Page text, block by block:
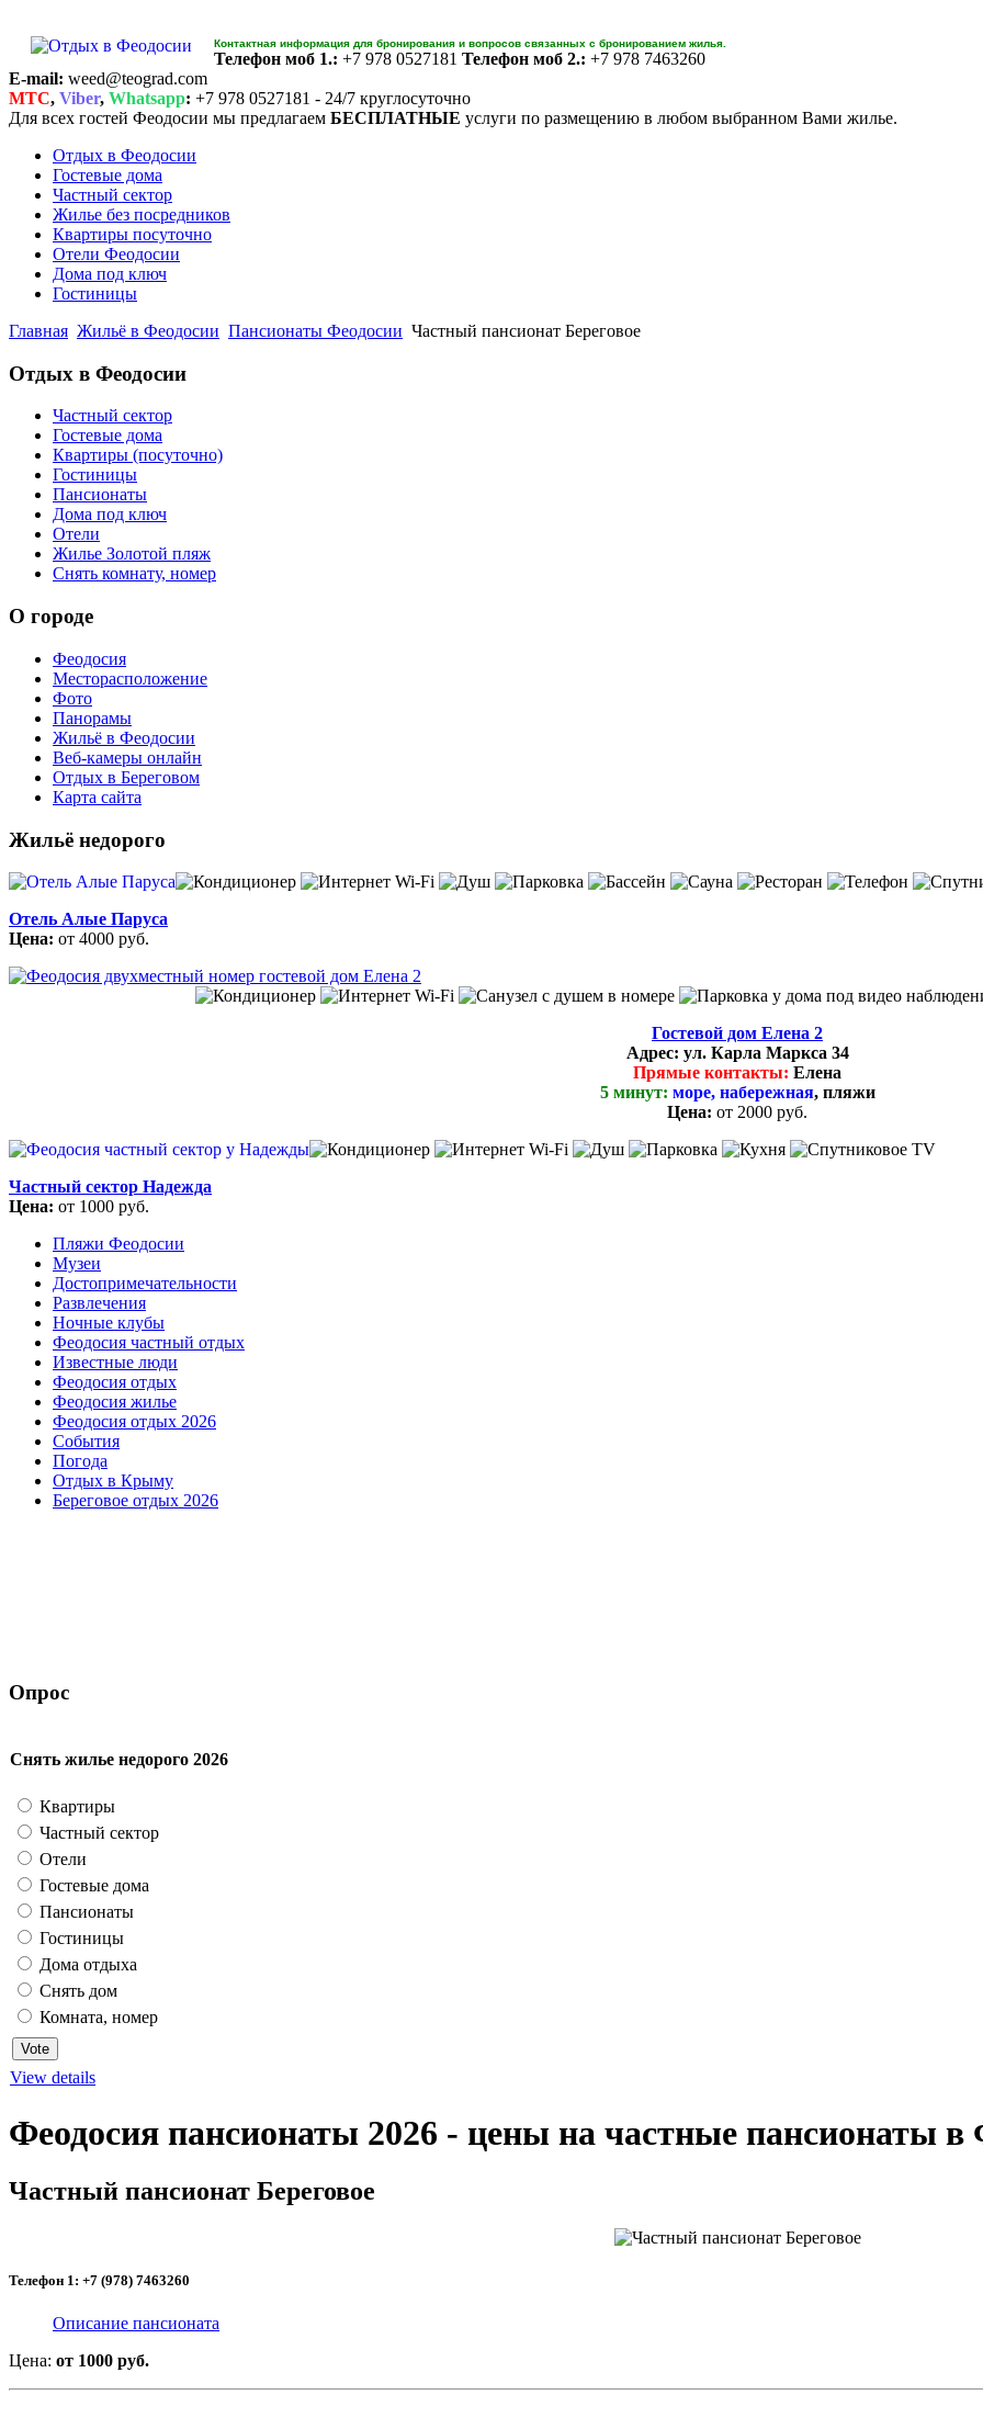
Контактная информация для бронирования и вопросов связанных с бронированием жилья.
Телефон моб 1.: +7 978 0527181 Телефон моб 2.: +7 978 7463260
E-mail: weed@teograd.com
MTC, Viber, Whatsapp: +7 978 0527181 - 24/7 круглосуточно
Для всех гостей Феодосии мы предлагаем БЕСПЛАТНЫЕ услуги по размещению в любом выбранном Вами жилье.
Отдых в Феодосии
Гостевые дома
Частный сектор
Жилье без посредников
Квартиры посуточно
Отели Феодосии
Дома под ключ
Гостиницы
Главная Жильё в Феодосии Пансионаты Феодосии Частный пансионат Береговое
Отдых в Феодосии
Частный сектор
Гостевые дома
Квартиры (посуточно)
Гостиницы
Пансионаты
Дома под ключ
Отели
Жилье Золотой пляж
Снять комнату, номер
О городе
Феодосия
Месторасположение
Фото
Панорамы
Жильё в Феодосии
Веб-камеры онлайн
Отдых в Береговом
Карта сайта
Жильё недорого
Отель Алые Паруса
Цена: от 4000 руб.
Гостевой дом Елена 2
Адрес: ул. Карла Маркса 34
Прямые контакты: Елена
5 минут: море, набережная, пляжи
Цена: от 2000 руб.
Частный сектор Надежда
Цена: от 1000 руб.
Пляжи Феодосии
Музеи
Достопримечательности
Развлечения
Ночные клубы
Феодосия частный отдых
Известные люди
Феодосия отдых
Феодосия жилье
Феодосия отдых 2026
События
Погода
Отдых в Крыму
Береговое отдых 2026
Опрос
Снять жилье недорого 2026
Квартиры
Частный сектор
Отели
Гостевые дома
Пансионаты
Гостиницы
Дома отдыха
Снять дом
Комната, номер
View details
Феодосия пансионаты 2026 - цены на частные пансионаты в
Частный пансионат Береговое
Телефон 1: +7 (978) 7463260
Описание пансионата
Цена: от 1000 руб.